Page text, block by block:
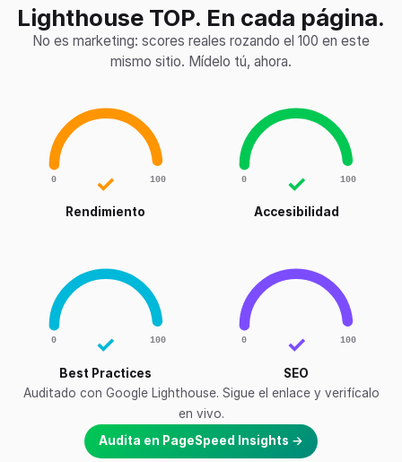
Lighthouse TOP. En cada página.
No es marketing: scores reales rozando el 100 en este
mismo sitio. Mídelo tú, ahora.
0 100
✓
Rendimiento
0 100
✓
Accesibilidad
0 100
✓
Best Practices
0 100
✓
SEO
Auditado con Google Lighthouse. Sigue el enlace y verifícalo
en vivo.
Audita en PageSpeed Insights →